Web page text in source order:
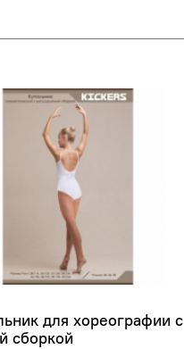
для хореографии с
сборкой